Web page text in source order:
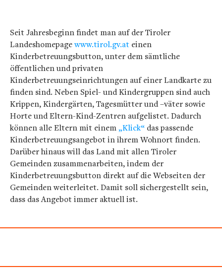
Seit Jahresbeginn findet man auf der Tiroler
Landeshomepagewww.tirol.gv.at einen
Kinderbetreuungsbutton, unter dem sämtliche
öffentlichen und privaten
Kinderbetreuungseinrichtungen auf einer Landkarte zu
finden sind. Neben Spiel- und Kindergruppen sind auch
Krippen, Kindergärten, Tagesmütter und –väter sowie
Horte und Eltern-Kind-Zentren aufgelistet. Dadurch
können alle Eltern mit einem„Klick“ das passende
Kinderbetreuungsangebot in ihrem Wohnort finden.
Darüber hinaus will das Land mit allen Tiroler
Gemeinden zusammenarbeiten, indem der
Kinderbetreuungsbutton direkt auf die Webseiten der
Gemeinden weiterleitet. Damit soll sichergestellt sein,
dass das Angebot immer aktuell ist.